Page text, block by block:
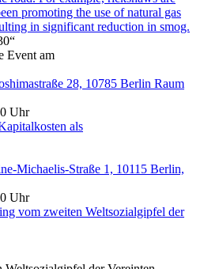
promoting the use of natural gas
in significant reduction in smog.
Event am
28, 10785 Berlin Raum
Uhr
als
Michaelis-Straße 1, 10115 Berlin,
Uhr
vom zweiten Weltsozialgipfel der